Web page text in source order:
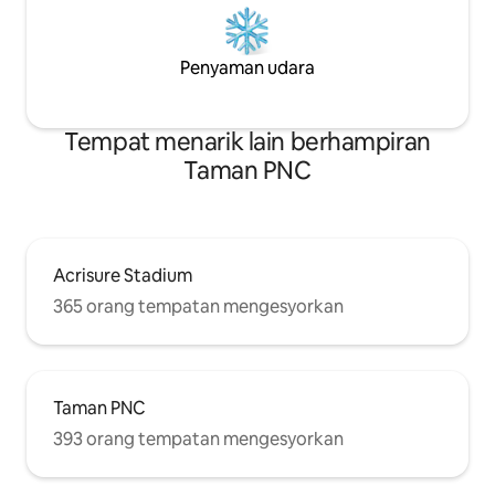
Penyaman udara
Tempat menarik lain berhampiran
Taman PNC
Acrisure Stadium
365 orang tempatan mengesyorkan
Taman PNC
393 orang tempatan mengesyorkan